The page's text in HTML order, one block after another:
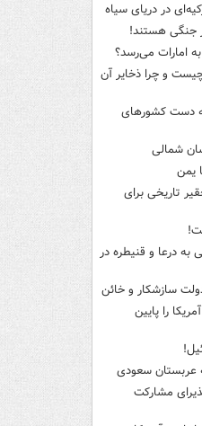
در دریای سیاه
جنگی هستند!
امارات می‌رسد؟
و چرا ذخایر آن
دست کشورهای
شمالی
یمن
تاریخی برای
به درعا و قنیطره در
سازشکار و خائن
را پایین
عربستان سعودی
مشارکت